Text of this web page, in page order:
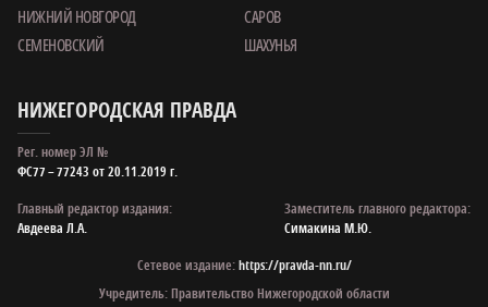
НИЖНИЙ НОВГОРОД
САРОВ
СЕМЕНОВСКИЙ
ШАХУНЬЯ
НИЖЕГОРОДСКАЯ ПРАВДА
Рег. номер ЭЛ №
ФС77 – 77243 от 20.11.2019 г.
Главный редактор издания:
Авдеева Л.А.
Заместитель главного редактора:
Симакина М.Ю.
Сетевое издание:https://pravda-nn.ru/
Учредитель: Правительство Нижегородской области